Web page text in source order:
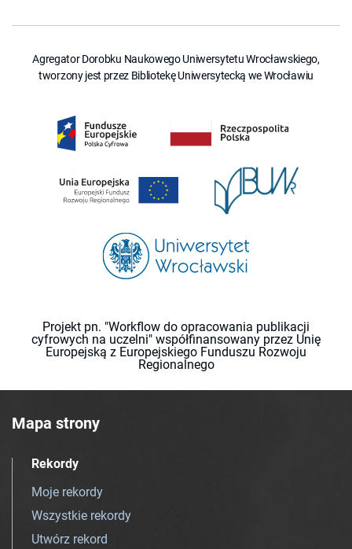
Agregator Dorobku Naukowego Uniwersytetu Wrocławskiego,
tworzony jest przez Bibliotekę Uniwersytecką we Wrocławiu
Projekt pn. "Workflow do opracowania publikacji
cyfrowych na uczelni" współfinansowany przez Unię
Europejską z Europejskiego Funduszu Rozwoju
Regionalnego
Mapa strony
Rekordy
Moje rekordy
Wszystkie rekordy
Utwórz rekord